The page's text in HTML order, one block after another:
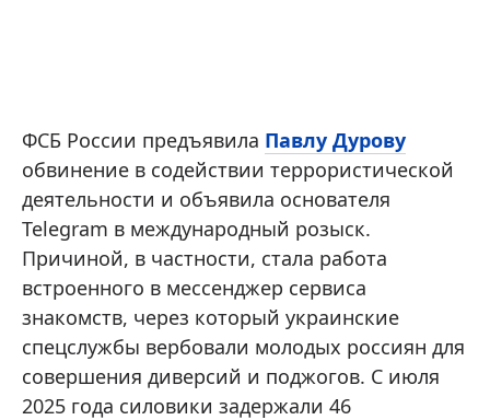
ФСБ России предъявила Павлу Дурову
обвинение в содействии террористической
деятельности и объявила основателя
Telegram в международный розыск.
Причиной, в частности, стала работа
встроенного в мессенджер сервиса
знакомств, через который украинские
спецслужбы вербовали молодых россиян для
совершения диверсий и поджогов. С июля
2025 года силовики задержали 46